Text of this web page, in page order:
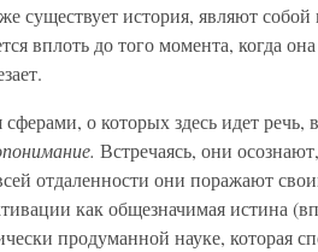
существует история, являют
вплоть до того момента, когда
о которых здесь идет
Встречаясь, они
отдаленности они поражают
как общезначимая истина
продуманной науке, которая